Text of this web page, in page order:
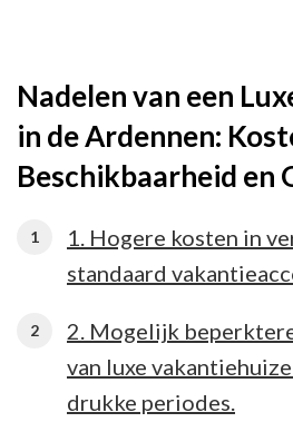
Nadelen van een
in de Ardennen:
Beschikbaarheid en
1. Hogere kosten in
standaard
2. Mogelijk
van luxe
drukke periodes.